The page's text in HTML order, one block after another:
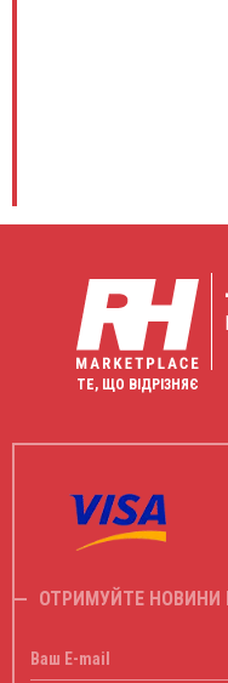
ТЕ, ЩО ВІДРІЗНЯЄ
ОТРИМУЙТЕ
Ваш E-mail